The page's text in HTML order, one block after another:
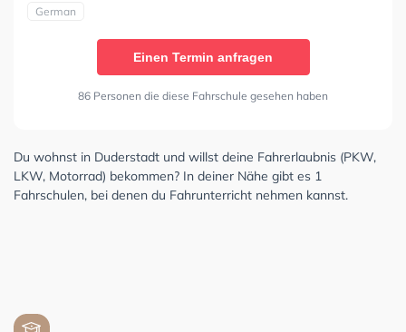
German
Einen Termin anfragen
86 Personen die diese Fahrschule gesehen haben
Du wohnst in Duderstadt und willst deine Fahrerlaubnis (PKW,
LKW, Motorrad) bekommen? In deiner Nähe gibt es 1
Fahrschulen, bei denen du Fahrunterricht nehmen kannst.